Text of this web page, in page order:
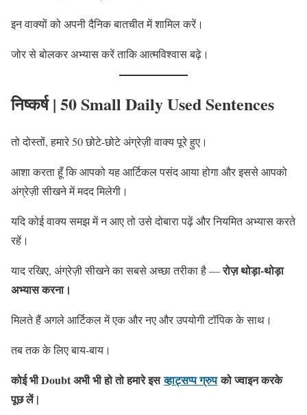
इन वाक्यों को अपनी दैनिक बातचीत में शामिल करें।
जोर से बोलकर अभ्यास करें ताकि आत्मविश्वास बढ़े।
निष्कर्ष| 50 Small Daily Used Sentences
तो दोस्तों, हमारे 50 छोटे-छोटे अंग्रेज़ी वाक्य पूरे हुए।
आशा करता हूँ कि आपको यह आर्टिकल पसंद आया होगा और इससे आपको
अंग्रेज़ी सीखने में मदद मिलेगी।
यदि कोई वाक्य समझ में न आए तो उसे दोबारा पढ़ें और नियमित अभ्यास करते
रहें।
याद रखिए, अंग्रेज़ी सीखने का सबसे अच्छा तरीका है —रोज़ थोड़ा-थोड़ा
अभ्यास करना।
मिलते हैं अगले आर्टिकल में एक और नए और उपयोगी टॉपिक के साथ।
तब तक के लिए बाय-बाय।
कोई भी Doubt अभी भी हो तो हमारे इसव्हाट्सप्प ग्रुपको ज्वाइन करके
पूछ लें |